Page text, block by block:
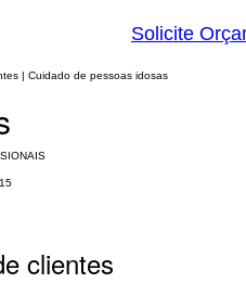
Solicite
| Cuidado de pessoas idosas
clientes